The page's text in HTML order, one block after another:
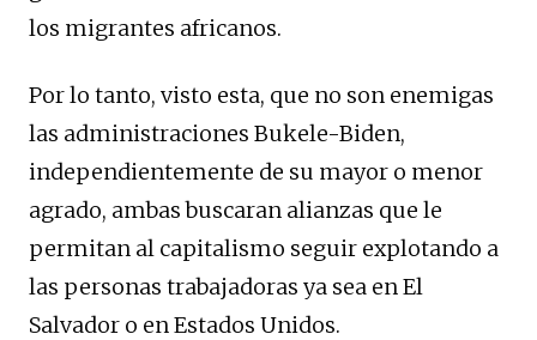
los migrantes africanos.
Por lo tanto, visto esta, que no son enemigas
las administraciones Bukele-Biden,
independientemente de su mayor o menor
agrado, ambas buscaran alianzas que le
permitan al capitalismo seguir explotando a
las personas trabajadoras ya sea en El
Salvador o en Estados Unidos.